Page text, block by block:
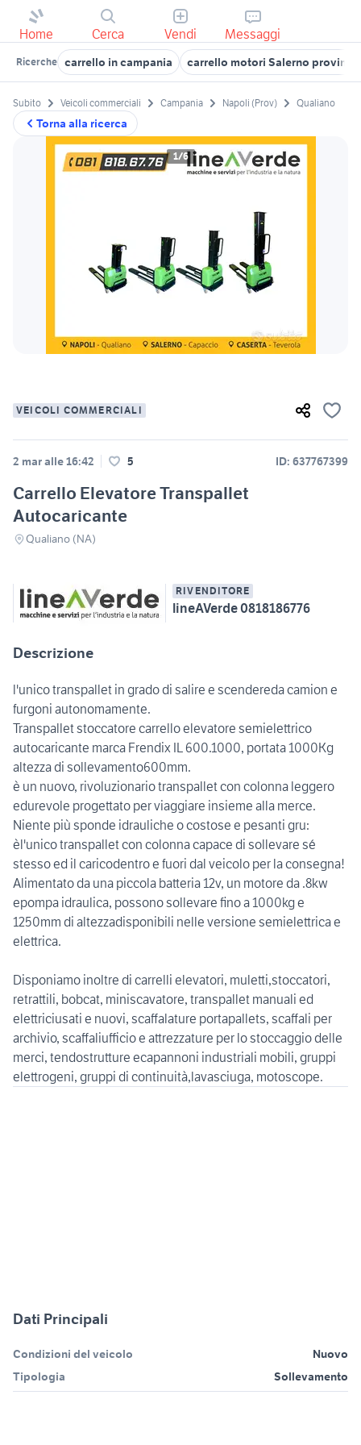
Home Cerca Vendi Messaggi
Ricerche carrello in campania carrello motori Salerno
Torna alla ricerca
Subito Veicoli commerciali Campania Napoli (Prov) Qualiano
1/6
VEICOLI COMMERCIALI
2 mar alle 16:42 5 ID: 637767399
Carrello Elevatore Transpallet
Autocaricante
Qualiano (NA)
RIVENDITORE
lineAVerde 0818186776
Descrizione
l'unico transpallet in grado di salire e scendereda camion e
furgoni autonomamente.
Transpallet stoccatore carrello elevatore semielettrico
autocaricante marca Frendix IL 600.1000, portata 1000Kg
altezza di sollevamento600mm.
è un nuovo, rivoluzionario transpallet con colonna leggero
edurevole progettato per viaggiare insieme alla merce.
Niente più sponde idrauliche o costose e pesanti gru:
èl'unico transpallet con colonna capace di sollevare sé
stesso ed il caricodentro e fuori dal veicolo per la consegna!
Alimentato da una piccola batteria 12v, un motore da .8kw
epompa idraulica, possono sollevare fino a 1000kg e
1250mm di altezzadisponibili nelle versione semielettrica e
elettrica.
Disponiamo inoltre di carrelli elevatori, muletti,stoccatori,
retrattili, bobcat, miniscavatore, transpallet manuali ed
elettriciusati e nuovi, scaffalature portapallets, scaffali per
archivio, scaffaliufficio e attrezzature per lo stoccaggio delle
merci, tendostrutture ecapannoni industriali mobili, gruppi
Dati Principali
Condizioni del veicolo
Nuovo
Tipologia
Sollevamento